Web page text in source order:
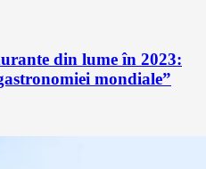
din lume în 2023:
mondiale”